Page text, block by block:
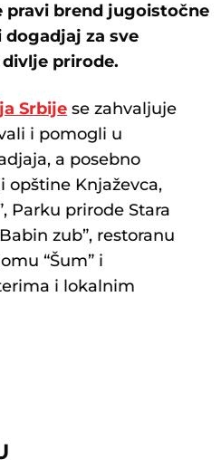
pravi brend jugoistočne
dogadjaj za sve
prirode.
Srbije se zahvaljuje
i pomogli u
a posebno
opštine Knjaževca,
Parku prirode Stara
zub”, restoranu
“Šum” i
i lokalnim